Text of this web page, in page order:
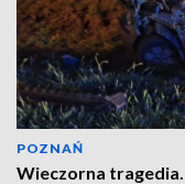
POZNAŃ
Wieczorna